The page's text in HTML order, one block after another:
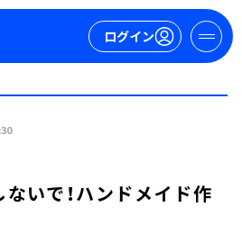
ログイン
いで！ハンドメイド作